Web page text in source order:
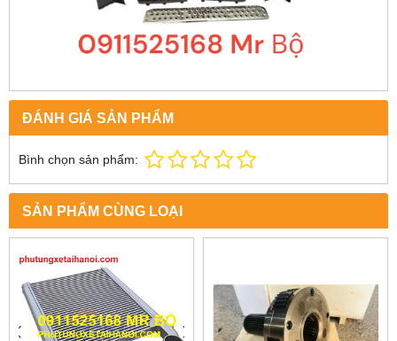
ĐÁNH GIÁ SẢN PHẨM
Bình chọn sản phẩm:
SẢN PHẨM CÙNG LOẠI